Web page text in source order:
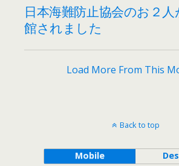
日本海難防止協会のお２
館されました
Load More From This
Back to top
Mobile